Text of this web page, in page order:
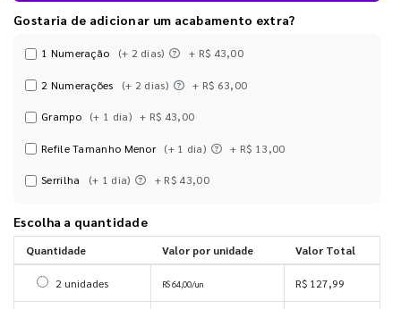
Gostaria de adicionar um acabamento extra?
1 Numeração (+ 2 dias) + R$ 43,00
2 Numerações (+ 2 dias) + R$ 63,00
Grampo (+ 1 dia) + R$ 43,00
Refile Tamanho Menor (+ 1 dia) + R$ 13,00
Serrilha (+ 1 dia) + R$ 43,00
Escolha a quantidade
Quantidade Valor por unidade Valor Total
Selecionar 2 unidades
2 unidades R$ 64,00/un R$ 127,99